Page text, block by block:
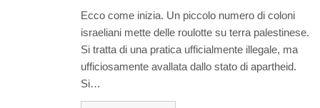
Ecco come inizia. Un piccolo numero di coloni
israeliani mette delle roulotte su terra palestinese.
Si tratta di una pratica ufficialmente illegale, ma
ufficiosamente avallata dallo stato di apartheid.
Si…